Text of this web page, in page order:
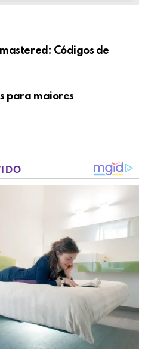
Códigos de
para maiores